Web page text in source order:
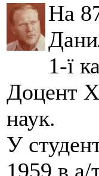
На
1-ї
Доцент
наук.
У
1959 в